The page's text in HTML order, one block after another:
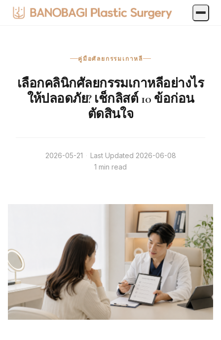
คู่มือศัลยกรรมเกาหลี
เลือกคลินิกศัลยกรรมเกาหลีอย่างไร
ให้ปลอดภัย? เช็กลิสต์ 10 ข้อก่อน
ตัดสินใจ
2026-05-21 Last Updated 2026-06-08
1 min read